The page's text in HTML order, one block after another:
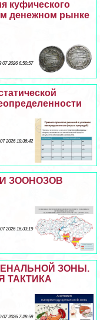
куфического
денежном рынке
07 2026 6:50:57
2026 18:36:42
ЗООНОЗОВ
2026 16:33:19
ЗОНЫ.
ТАКТИКА
07 2026 7:28:59